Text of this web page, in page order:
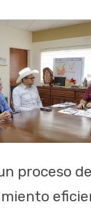
proceso de